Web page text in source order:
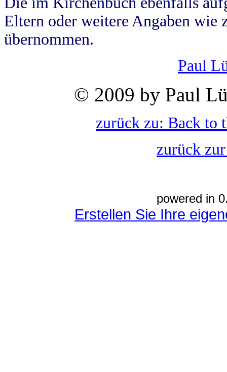
Eltern oder weitere Angaben wie
übernommen.
Paul
© 2009 by Paul
zurück zu: Back to
zurück
powered in
Erstellen Sie Ihre